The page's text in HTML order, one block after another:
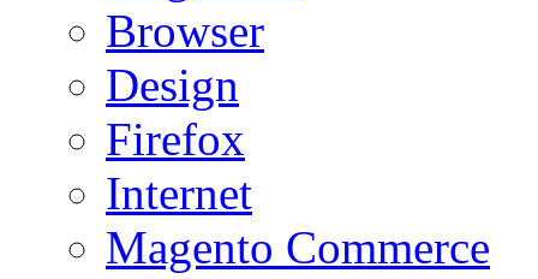
Browser
Design
Firefox
Internet
Magento Commerce